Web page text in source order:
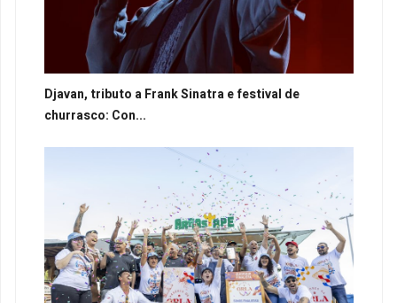
Djavan, tributo a Frank Sinatra e festival de
churrasco: Con...